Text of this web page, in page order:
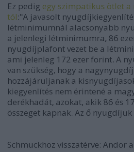
Ez pedig egy szimpatikus ötlet a
tól:"A javasolt
létminimumnál alacsonyabb
a jelenlegi létminimumra, 86
nyugdíjplafont vezet be a
ami jelenleg 172 ezer forint. A
van szükség, hogy a
hozzájáruljanak a
kiegyenlítés nem érintené a
derékhadát, azokat, akik 86 és
összeget kapnak. Az ő
Schmuckhoz visszatérve: Andor a